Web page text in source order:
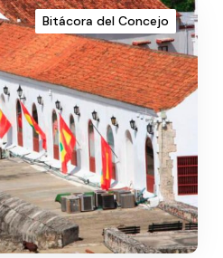
Bitácora del Concejo